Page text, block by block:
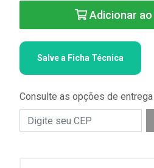
Adicionar
Salve a Ficha Técnica
Consulte as opções de entrega